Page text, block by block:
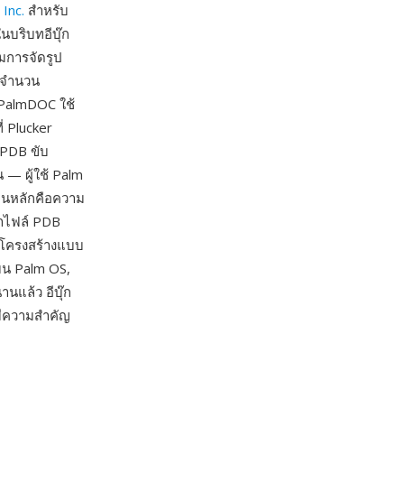
สำหรับ
นบริบทอีบุ๊ก
การจัดรูป
ำนวน
ใช้
Plucker
ขับ
— ผู้ใช้ Palm
หลักคือความ
ฟล์ PDB
รงสร้างแบบ
Palm OS,
นแล้ว อีบุ๊ก
วามสำคัญ